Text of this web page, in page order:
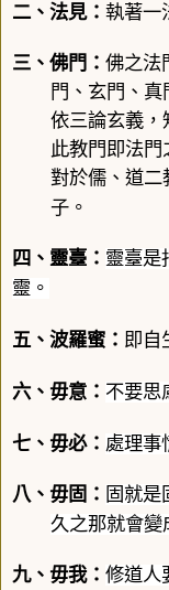
二、法見： 執著一
三、佛門： 佛之法
門、玄門、真
依三論玄義，
此教門即法門
對於儒、道二
子。
四、靈臺： 靈臺是
靈。
五、 波羅蜜 ： 即自
六、毋意 ： 不要思
七、毋必： 處理事
八、毋固 ： 固就是
久之那就會變
九、毋我： 修道人